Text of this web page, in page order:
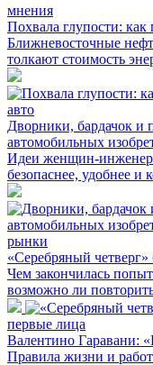
мнения
Похвала глупости: как
Ближневосточные
толкают стоимость
авто
Дворники, бардачок и
автомобильных
Идеи женщин-
безопаснее, удобнее и
рынки
«Серебряный четверг»
Чем закончилась
возможно ли
первые лица
Валентино Гаравани:
Правила жизни и